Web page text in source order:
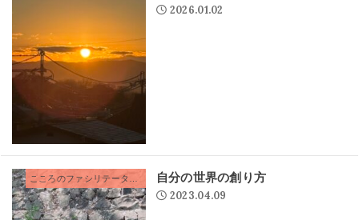
2026.01.02
自分の世界の創り方
2023.04.09